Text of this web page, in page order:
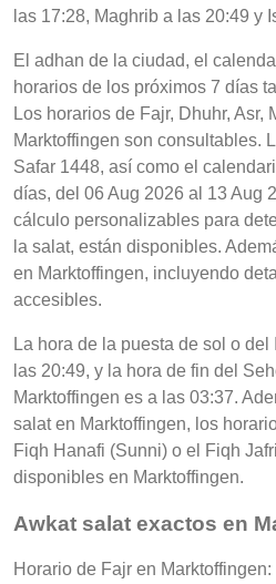
las 17:28, Maghrib a las 20:49 y
El adhan de la ciudad, el
horarios de los próximos 7 días
Los horarios de Fajr, Dhuhr, Asr,
Marktoffingen son consultables.
Safar 1448, así como el
días, del 06 Aug 2026 al 13 Aug
cálculo personalizables para
la salat, están disponibles.
en Marktoffingen, incluyendo
accesibles.
La hora de la puesta de sol o del
las 20:49, y la hora de fin del
Marktoffingen es a las 03:37.
salat en Marktoffingen, los
Fiqh Hanafi (Sunni) o el Fiqh
disponibles en Marktoffingen.
Awkat salat exactos en
Horario de Fajr en